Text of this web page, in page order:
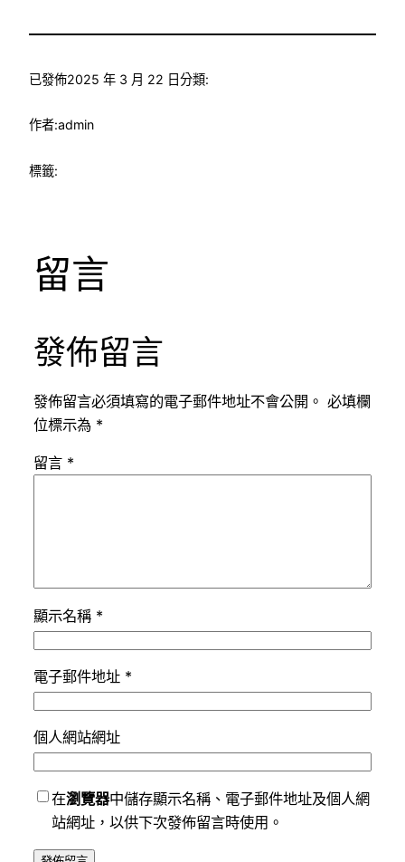
已發佈2025 年 3 月 22 日分類:
作者:admin
標籤:
留言
發佈留言
發佈留言必須填寫的電子郵件地址不會公開。 必填欄
位標示為 *
留言 *
顯示名稱 *
電子郵件地址 *
個人網站網址
在瀏覽器中儲存顯示名稱、電子郵件地址及個人網
站網址，以供下次發佈留言時使用。